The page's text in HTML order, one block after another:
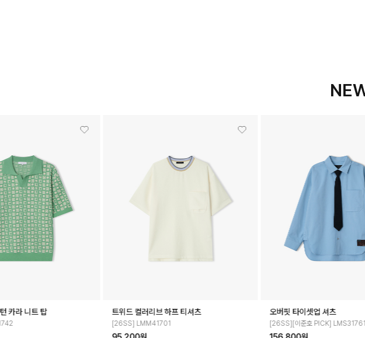
오버핏 타이셋업 셔츠
[26SS][이준호 PICK] LMS31761
멀티 스트라이프 하프 칼라 티셔츠
[26SS] LMM41734
멀티 스트라
[26SS]